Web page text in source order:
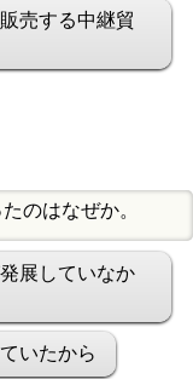
売する中継貿
のはなぜか。
展していなか
いたから